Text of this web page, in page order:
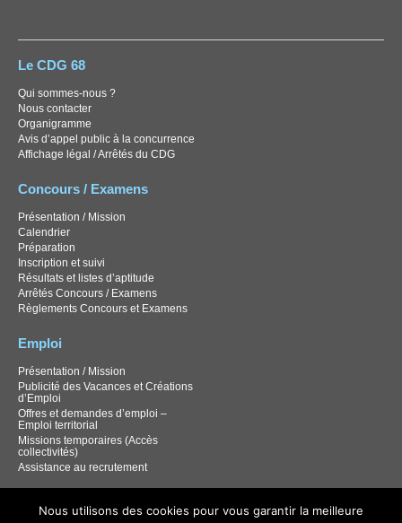
Le CDG 68
Qui sommes-nous ?
Nous contacter
Organigramme
Avis d’appel public à la concurrence
Affichage légal / Arrêtés du CDG
Concours / Examens
Présentation / Mission
Calendrier
Préparation
Inscription et suivi
Résultats et listes d’aptitude
Arrêtés Concours / Examens
Règlements Concours et Examens
Emploi
Présentation / Mission
Publicité des Vacances et Créations
d’Emploi
Offres et demandes d’emploi –
Emploi territorial
Missions temporaires (Accès
collectivités)
Assistance au recrutement
Nous utilisons des cookies pour vous garantir la meilleure